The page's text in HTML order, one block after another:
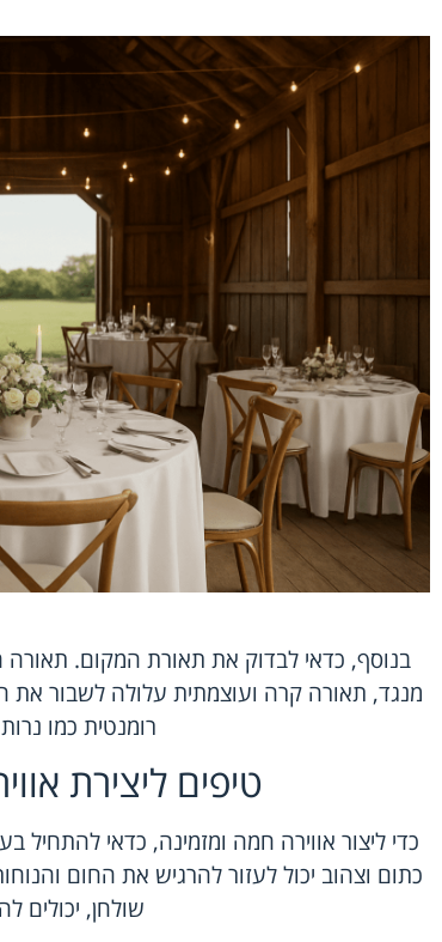
בנוסף, כדאי לבדוק את תאורת המקום. תאורה
מנגד, תאורה קרה ועוצמתית עלולה לשבור
רומנטית כמו
טיפים ליצירת
כדי ליצור אווירה חמה ומזמינה, כדאי
כתום וצהוב יכול לעזור להרגיש את החום
שולחן, יכולים